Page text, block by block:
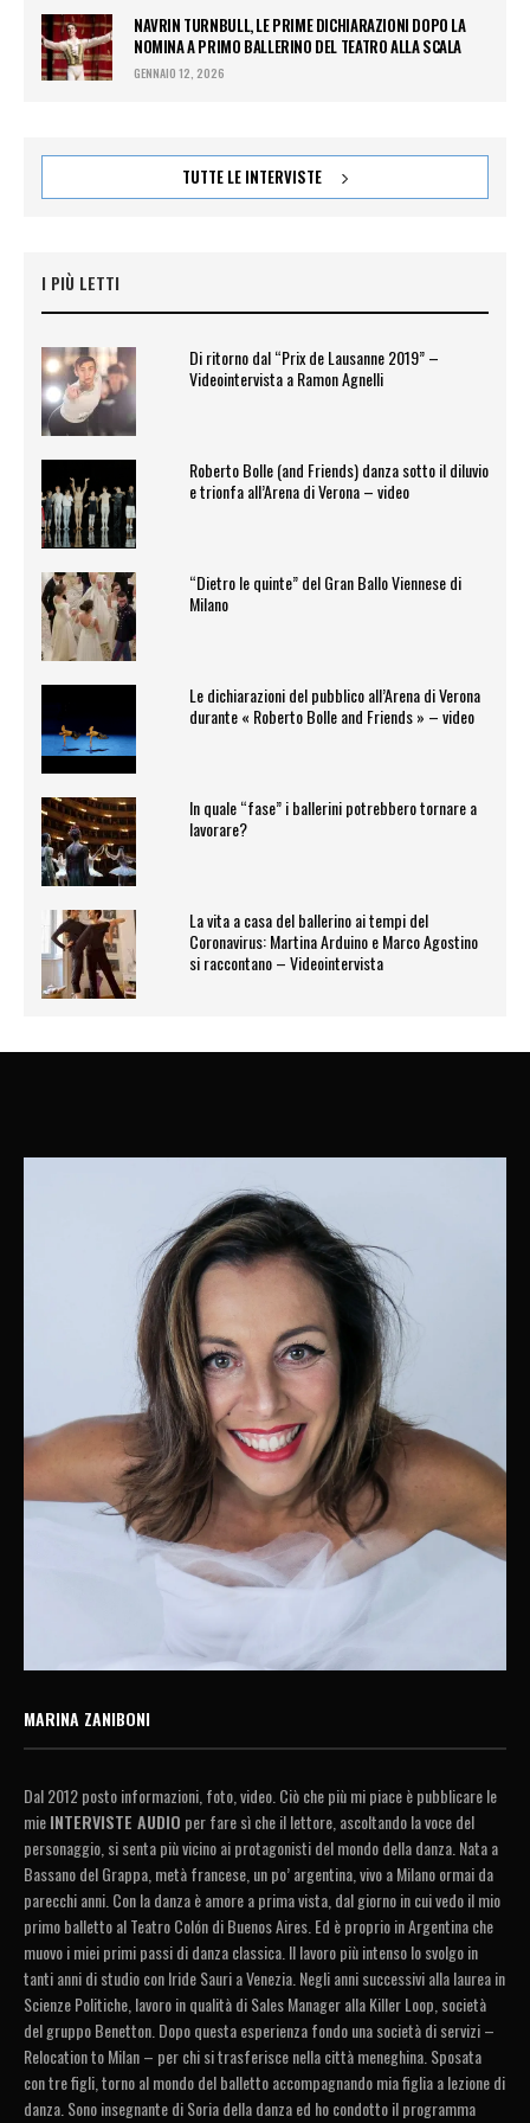
NAVRIN TURNBULL, LE PRIME DICHIARAZIONI DOPO LA
NOMINA A PRIMO BALLERINO DEL TEATRO ALLA SCALA
GENNAIO 12, 2026
TUTTE LE INTERVISTE
I PIÙ LETTI
Di ritorno dal “Prix de Lausanne 2019” –
Videointervista a Ramon Agnelli
Roberto Bolle (and Friends) danza sotto il diluvio
e trionfa all’Arena di Verona – video
“Dietro le quinte” del Gran Ballo Viennese di
Milano
Le dichiarazioni del pubblico all’Arena di Verona
durante « Roberto Bolle and Friends » – video
In quale “fase” i ballerini potrebbero tornare a
lavorare?
La vita a casa del ballerino ai tempi del
Coronavirus: Martina Arduino e Marco Agostino
si raccontano – Videointervista
MARINA ZANIBONI
Dal 2012 posto informazioni, foto, video. Ciò che più mi piace è pubblicare le
mieINTERVISTE AUDIO per fare sì che il lettore, ascoltando la voce del
personaggio, si senta più vicino ai protagonisti del mondo della danza. Nata a
Bassano del Grappa, metà francese, un po’ argentina, vivo a Milano ormai da
parecchi anni. Con la danza è amore a prima vista, dal giorno in cui vedo il mio
primo balletto al Teatro Colón di Buenos Aires. Ed è proprio in Argentina che
muovo i miei primi passi di danza classica. Il lavoro più intenso lo svolgo in
tanti anni di studio con Iride Sauri a Venezia. Negli anni successivi alla laurea in
Scienze Politiche, lavoro in qualità di Sales Manager alla Killer Loop, società
del gruppo Benetton. Dopo questa esperienza fondo una società di servizi –
Relocation to Milan – per chi si trasferisce nella città meneghina. Sposata
con tre figli, torno al mondo del balletto accompagnando mia figlia a lezione di
danza. Sono insegnante di Soria della danza ed ho condotto il programma